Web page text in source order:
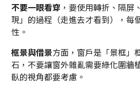
不要一眼看穿 ，要使用轉折、隔屏
現」的過程（走進去才看到），每
性。
框景與借景方面，窗戶是「景框」
石，不要讓窗外雜亂需要綠化圍牆
臥的視角都要考慮。